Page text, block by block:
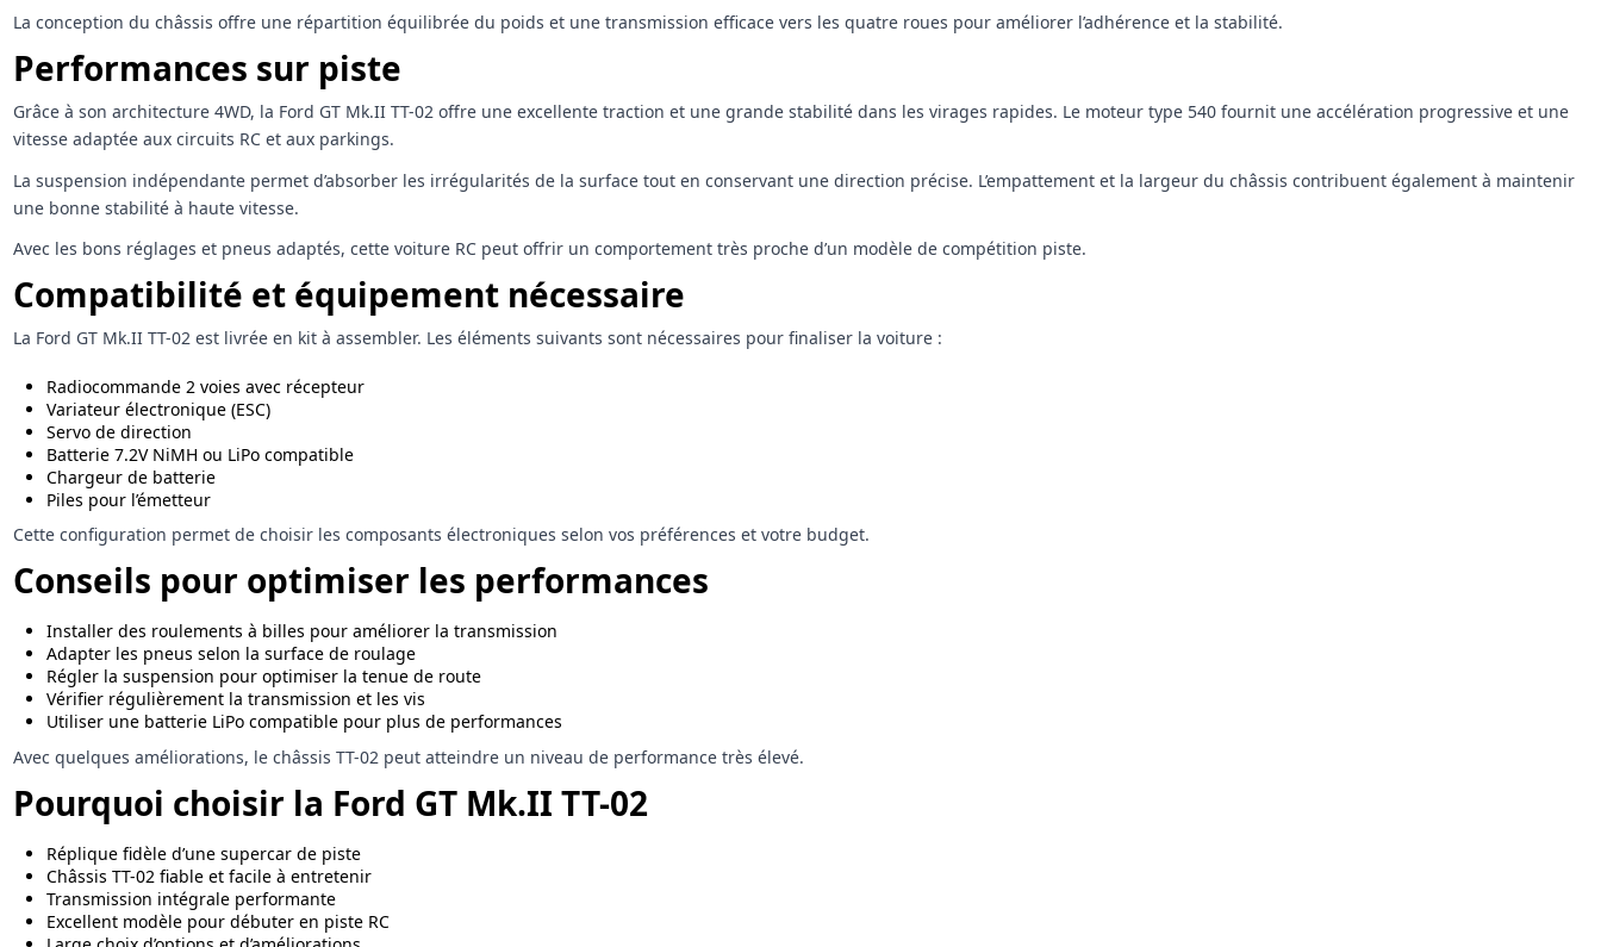
La conception du châssis offre une répartition équilibrée du poids et une transmission efficace vers les quatre roues pour améliorer l’adhérence et la stabilité.
Performances sur piste
Grâce à son architecture 4WD, la Ford GT Mk.II TT-02 offre une excellente traction et une grande stabilité dans les virages rapides. Le moteur type 540 fournit une accélération progressive et une
vitesse adaptée aux circuits RC et aux parkings.
La suspension indépendante permet d’absorber les irrégularités de la surface tout en conservant une direction précise. L’empattement et la largeur du châssis contribuent également à maintenir
une bonne stabilité à haute vitesse.
Avec les bons réglages et pneus adaptés, cette voiture RC peut offrir un comportement très proche d’un modèle de compétition piste.
Compatibilité et équipement nécessaire
La Ford GT Mk.II TT-02 est livrée en kit à assembler. Les éléments suivants sont nécessaires pour finaliser la voiture :
Radiocommande 2 voies avec récepteur
Variateur électronique (ESC)
Servo de direction
Batterie 7.2V NiMH ou LiPo compatible
Chargeur de batterie
Piles pour l’émetteur
Cette configuration permet de choisir les composants électroniques selon vos préférences et votre budget.
Conseils pour optimiser les performances
Installer des roulements à billes pour améliorer la transmission
Adapter les pneus selon la surface de roulage
Régler la suspension pour optimiser la tenue de route
Vérifier régulièrement la transmission et les vis
Utiliser une batterie LiPo compatible pour plus de performances
Avec quelques améliorations, le châssis TT-02 peut atteindre un niveau de performance très élevé.
Pourquoi choisir la Ford GT Mk.II TT-02
Réplique fidèle d’une supercar de piste
Châssis TT-02 fiable et facile à entretenir
Transmission intégrale performante
Excellent modèle pour débuter en piste RC